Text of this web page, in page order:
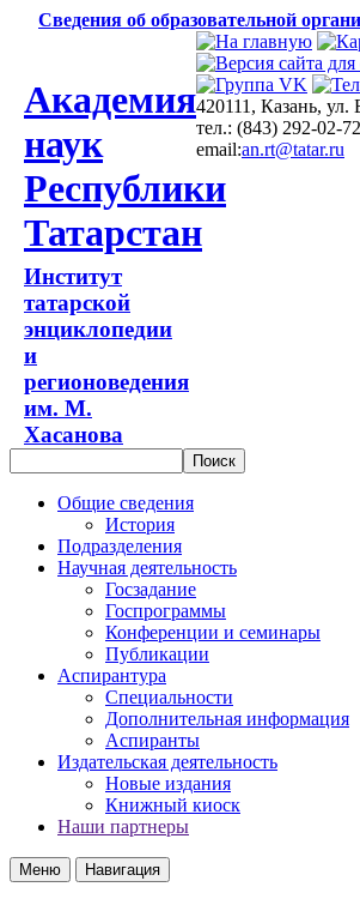
Сведения об образовательной
Академия
наук
Республики
Татарстан
Институт
татарской
энциклопедии
и
регионоведения
им. М.
Хасанова
420111, Казань, ул.
тел.: (843) 292-02-
email:an.rt@tatar.ru
Общие сведения
История
Подразделения
Научная деятельность
Госзадание
Госпрограммы
Конференции и семинары
Публикации
Аспирантура
Специальности
Дополнительная информация
Аспиранты
Издательская деятельность
Новые издания
Книжный киоск
Наши партнеры
Меню Навигация